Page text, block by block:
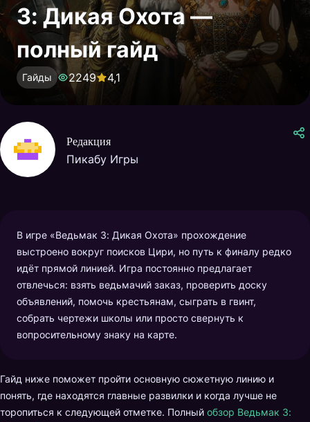
3: Дикая Охота —
полный гайд
Гайды 2249 4,1
Редакция
Пикабу Игры
В игре «Ведьмак 3: Дикая Охота» прохождение
выстроено вокруг поисков Цири, но путь к финалу редко
идёт прямой линией. Игра постоянно предлагает
отвлечься: взять ведьмачий заказ, проверить доску
объявлений, помочь крестьянам, сыграть в гвинт,
собрать чертежи школы или просто свернуть к
вопросительному знаку на карте.
Гайд ниже поможет пройти основную сюжетную линию и
понять, где находятся главные развилки и когда лучше не
торопиться к следующей отметке. Полный обзор Ведьмак 3: